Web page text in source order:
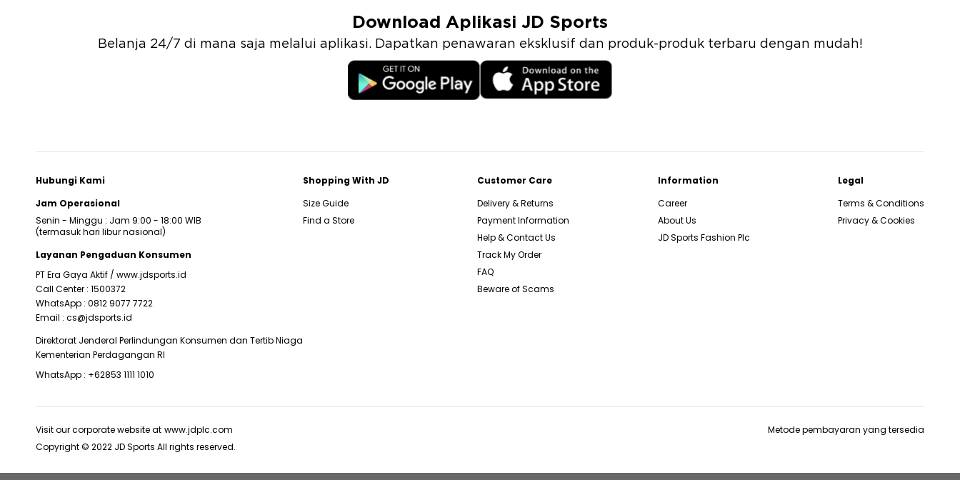
Download Aplikasi JD Sports
Belanja 24/7 di mana saja melalui aplikasi. Dapatkan penawaran eksklusif dan produk-produk terbaru dengan mudah!
Hubungi Kami
Jam Operasional
Senin - Minggu : Jam 9:00 - 18:00 WIB
(termasuk hari libur nasional)
Layanan Pengaduan Konsumen
PT Era Gaya Aktif / www.jdsports.id
Call Center : 1500372
WhatsApp : 0812 9077 7722
Email : cs@jdsports.id
Direktorat Jenderal Perlindungan Konsumen dan Tertib Niaga
Kementerian Perdagangan RI
WhatsApp : +62853 1111 1010
Shopping With JD
Size Guide
Find a Store
Customer Care
Delivery & Returns
Payment Information
Help & Contact Us
Track My Order
FAQ
Beware of Scams
Information
Career
About Us
JD Sports Fashion Plc
Legal
Terms & Conditions
Privacy & Cookies
Visit our corporate website at www.jdplc.com
Copyright © 2022 JD Sports All rights reserved.
Metode pembayaran yang tersedia